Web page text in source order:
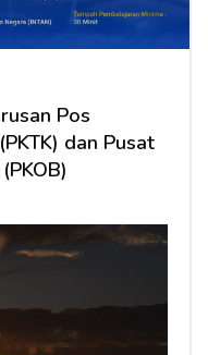
Pos
dan Pusat